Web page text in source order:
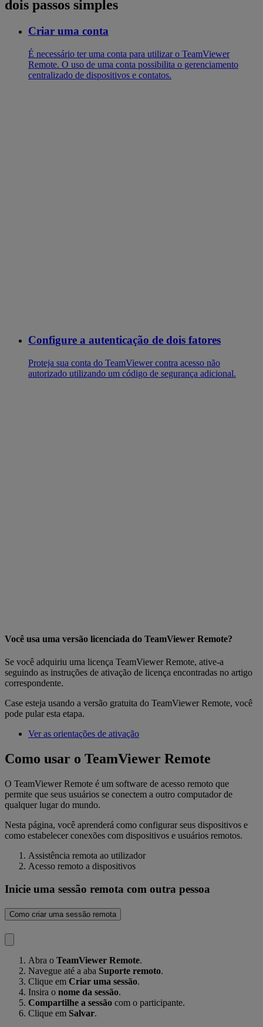
dois passos simples
Criar uma conta
É necessário ter uma conta para utilizar o TeamViewer
Remote. O uso de uma conta possibilita o gerenciamento
centralizado de dispositivos e contatos.
Configure a autenticação de dois fatores
Proteja sua conta do TeamViewer contra acesso não
autorizado utilizando um código de segurança adicional.
Você usa uma versão licenciada do TeamViewer Remote?
Se você adquiriu uma licença TeamViewer Remote, ative-a
seguindo as instruções de ativação de licença encontradas no artigo
correspondente.
Case esteja usando a versão gratuita do TeamViewer Remote, você
pode pular esta etapa.
Ver as orientações de ativação
Como usar o TeamViewer Remote
O TeamViewer Remote é um software de acesso remoto que
permite que seus usuários se conectem a outro computador de
qualquer lugar do mundo.
Nesta página, você aprenderá como configurar seus dispositivos e
como estabelecer conexões com dispositivos e usuários remotos.
Assistência remota ao utilizador
Acesso remoto a dispositivos
Inicie uma sessão remota com outra pessoa
Como criar uma sessão remota
Abra o TeamViewer Remote.
Navegue até a aba Suporte remoto.
Clique em Criar uma sessão.
Insira o nome da sessão.
Compartilhe a sessão com o participante.
Clique em Salvar.